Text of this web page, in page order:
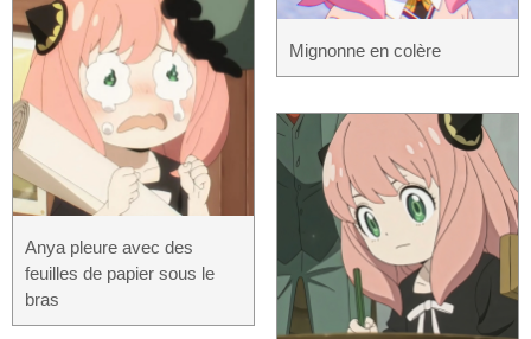
Anya pleure avec des
feuilles de papier sous le
bras
Mignonne en colère